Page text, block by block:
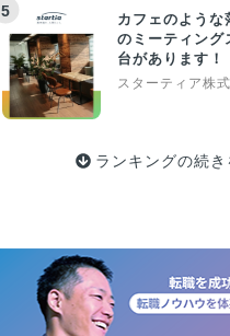
5
カフェのような
のミーティング
台があります！
スターティア株
ランキングの続き